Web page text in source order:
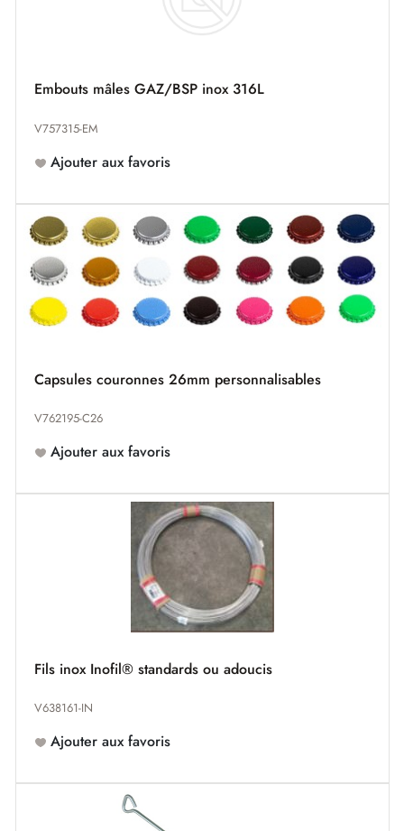
Embouts mâles GAZ/BSP inox 316L
V757315-EM
Ajouter aux favoris
Capsules couronnes 26mm personnalisables
V762195-C26
Ajouter aux favoris
Fils inox Inofil® standards ou adoucis
V638161-IN
Ajouter aux favoris